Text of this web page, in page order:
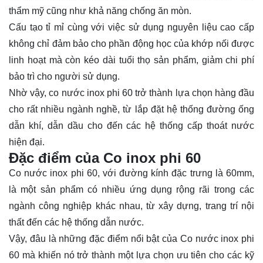
thẩm mỹ cũng như khả năng chống ăn mòn.
Cấu tạo tỉ mỉ cùng với việc sử dụng nguyên liệu cao cấp
không chỉ đảm bảo cho phần động học của khớp nối được
linh hoạt mà còn kéo dài tuổi thọ sản phẩm, giảm chi phí
bảo trì cho người sử dụng.
Nhờ vậy, co nước inox phi 60 trở thành lựa chọn hàng đầu
cho rất nhiều ngành nghề, từ lắp đặt hệ thống đường ống
dẫn khí, dẫn dầu cho đến các hệ thống cấp thoát nước
hiện đại.
Đặc điểm của Co inox phi 60
Co nước inox phi 60, với đường kính đặc trưng là 60mm,
là một sản phẩm có nhiều ứng dụng rộng rãi trong các
ngành công nghiệp khác nhau, từ xây dựng, trang trí nội
thất đến các hệ thống dẫn nước.
Vậy, đâu là những đặc điểm nổi bật của Co nước inox phi
60 mà khiến nó trở thành một lựa chọn ưu tiên cho các kỹ